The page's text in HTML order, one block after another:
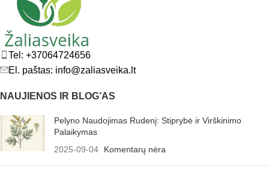
Tel: +37064724656
El. paštas: info@zaliasveika.lt
NAUJIENOS IR BLOG’AS
Pelyno Naudojimas Rudenį: Stiprybė ir Virškinimo
Palaikymas
2025-09-04
Komentarų nėra